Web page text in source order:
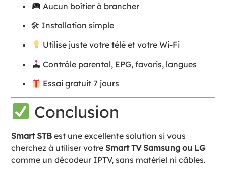
Aucun boîtier à brancher
🛠 Installation simple
Utilise juste votre télé et votre Wi-Fi
Contrôle parental, EPG, favoris, langues
Essai gratuit 7 jours
Conclusion
Smart STB est une excellente solution si vous
cherchez à utiliser votre Smart TV Samsung ou LG
comme un décodeur IPTV, sans matériel ni câbles.